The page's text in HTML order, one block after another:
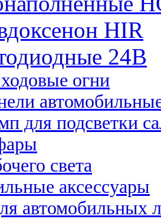
HIR
24B
огни
для подсветки
света
аксессуары
автомобильных